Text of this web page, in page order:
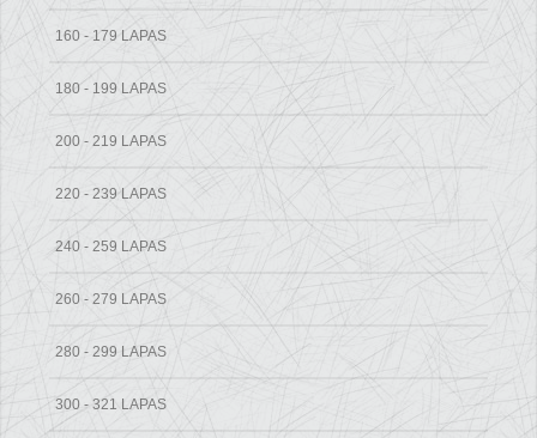
160 - 179 LAPAS
180 - 199 LAPAS
200 - 219 LAPAS
220 - 239 LAPAS
240 - 259 LAPAS
260 - 279 LAPAS
280 - 299 LAPAS
300 - 321 LAPAS